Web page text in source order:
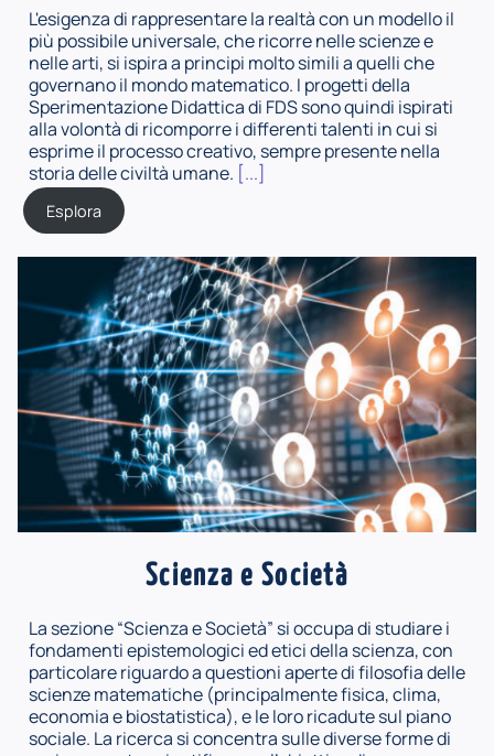
L'esigenza di rappresentare la realtà con un modello il
più possibile universale, che ricorre nelle scienze e
nelle arti, si ispira a principi molto simili a quelli che
governano il mondo matematico. I progetti della
Sperimentazione Didattica di FDS sono quindi ispirati
alla volontà di ricomporre i differenti talenti in cui si
esprime il processo creativo, sempre presente nella
storia delle civiltà umane. [...]
Esplora
Scienza e Società
La sezione “Scienza e Società” si occupa di studiare i
fondamenti epistemologici ed etici della scienza, con
particolare riguardo a questioni aperte di filosofia delle
scienze matematiche (principalmente fisica, clima,
economia e biostatistica), e le loro ricadute sul piano
sociale. La ricerca si concentra sulle diverse forme di